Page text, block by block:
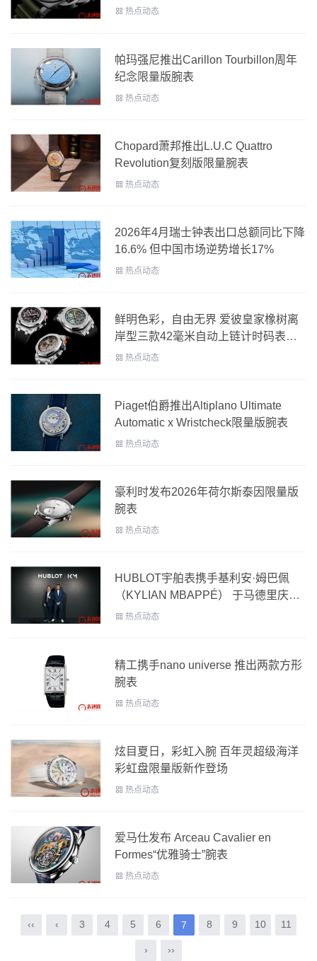
年世界海洋日
热点动态
帕玛强尼推出Carillon Tourbillon周年
纪念限量版腕表
热点动态
Chopard萧邦推出L.U.C Quattro
Revolution复刻版限量腕表
热点动态
2026年4月瑞士钟表出口总额同比下降
16.6% 但中国市场逆势增长17%
热点动态
鲜明色彩，自由无界 爱彼皇家橡树离
岸型三款42毫米自动上链计时码表全
新力作活力亮相
热点动态
Piaget伯爵推出Altiplano Ultimate
Automatic x Wristcheck限量版腕表
热点动态
豪利时发布2026年荷尔斯泰因限量版
腕表
热点动态
HUBLOT宇舶表携手基利安·姆巴佩
（KYLIAN MBAPPÉ） 于马德里庆祝
全新腕表发布
热点动态
精工携手nano universe 推出两款方形
腕表
热点动态
炫目夏日，彩虹入腕 百年灵超级海洋
彩虹盘限量版新作登场
热点动态
爱马仕发布 Arceau Cavalier en
Formes“优雅骑士”腕表
热点动态
‹‹ ‹ 3 4 5 6 7 8 9 10 11
› ››